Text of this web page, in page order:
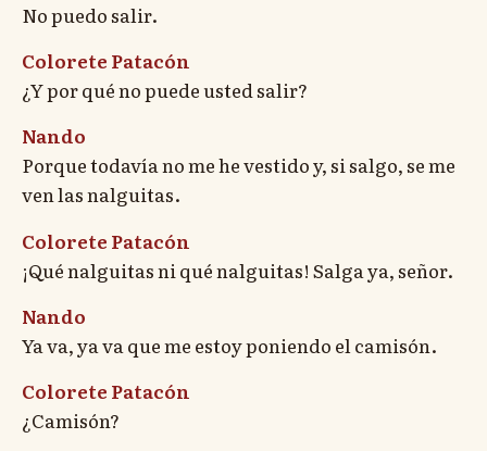
No puedo salir.
Colorete Patacón
¿Y por qué no puede usted salir?
Nando
Porque todavía no me he vestido y, si salgo, se me
ven las nalguitas.
Colorete Patacón
¡Qué nalguitas ni qué nalguitas! Salga ya, señor.
Nando
Ya va, ya va que me estoy poniendo el camisón.
Colorete Patacón
¿Camisón?